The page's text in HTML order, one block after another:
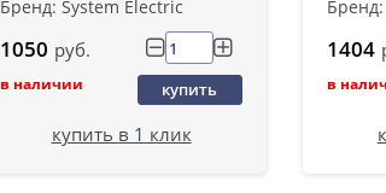
Бренд: System Electric
1050 руб.
в наличии купить
купить в 1 клик
1404
в